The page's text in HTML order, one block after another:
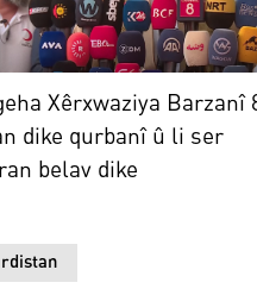
Xêrxwaziya Barzanî 80
Xêrxwaziya Barzanî
dike qurbanî û li ser
belav dike